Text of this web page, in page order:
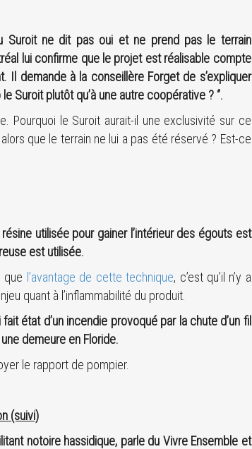
Suroit ne dit pas oui et ne prend pas le terrain
lui confirme que le projet est réalisable compte
Il demande à la conseillère Forget de s’expliquer
Suroit plutôt qu’à une autre coopérative ? ‘’.
Pourquoi le Suroit aurait-il une exclusivité sur ce
que le terrain ne lui a pas été réservé ? Est-ce
utilisée pour gainer l’intérieur des égouts est
est utilisée.
que l’avantage de cette technique, c’est qu’il n’y a
quant à l’inflammabilité du produit.
état d’un incendie provoqué par la chute d’un fil
demeure en Floride.
le rapport de pompier.
(suivi)
notoire hassidique, parle du Vivre Ensemble et